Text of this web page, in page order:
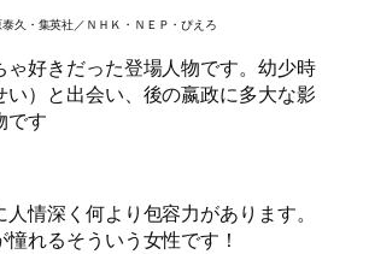
久・集英社／ＮＨＫ・ＮＥＰ・ぴえろ
ゃ好きだった登場人物です。幼少時
い）と出会い、後の嬴政に多大な影
です
情深く何より包容力があります。
れるそういう女性です！